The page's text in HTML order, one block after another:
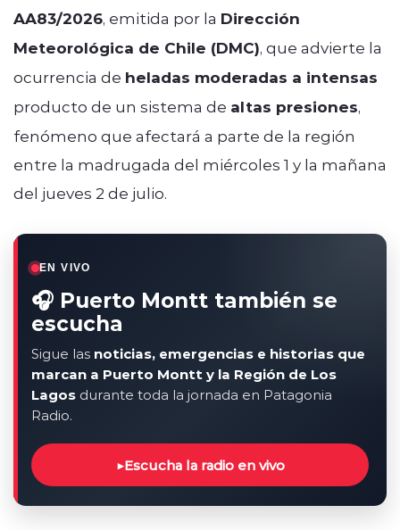
AA83/2026, emitida por la Dirección
Meteorológica de Chile (DMC), que advierte la
ocurrencia de heladas moderadas a intensas
producto de un sistema de altas presiones,
fenómeno que afectará a parte de la región
entre la madrugada del miércoles 1 y la mañana
del jueves 2 de julio.
EN VIVO
🎧 Puerto Montt también se
escucha
Sigue las noticias, emergencias e historias que
marcan a Puerto Montt y la Región de Los
Lagos durante toda la jornada en Patagonia
Radio.
▶Escucha la radio en vivo